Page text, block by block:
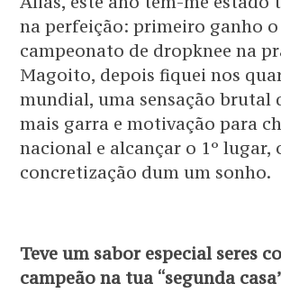
na perfeição: primeiro ganho o
campeonato de dropknee na
Magoito, depois fiquei nos
mundial, uma sensação brutal
mais garra e motivação para
nacional e alcançar o 1º lugar,
concretização dum um sonho.
Teve um sabor especial seres
campeão na tua “segunda